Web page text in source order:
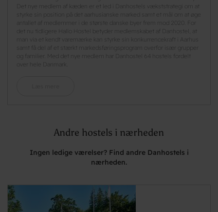
Det nye medlem af kæden er et led i Danhostels vækststrategi om at
styrke sin position på det aarhusianske marked samt et mål om at øge
antallet af medlemmer i de største danske byer frem mod 2020. For
det nu tidligere Hallo Hostel betyder medlemskabet af Danhostel, at
man via et kendt varemærke kan styrke sin konkurrencekraft i Aarhus
samt få del af et stærkt markedsføringsprogram overfor især grupper
og familier. Med det nye medlem har Danhostel 64 hostels fordelt
over hele Danmark.
Andre hostels i nærheden
Ingen ledige værelser? Find andre Danhostels i
nærheden.